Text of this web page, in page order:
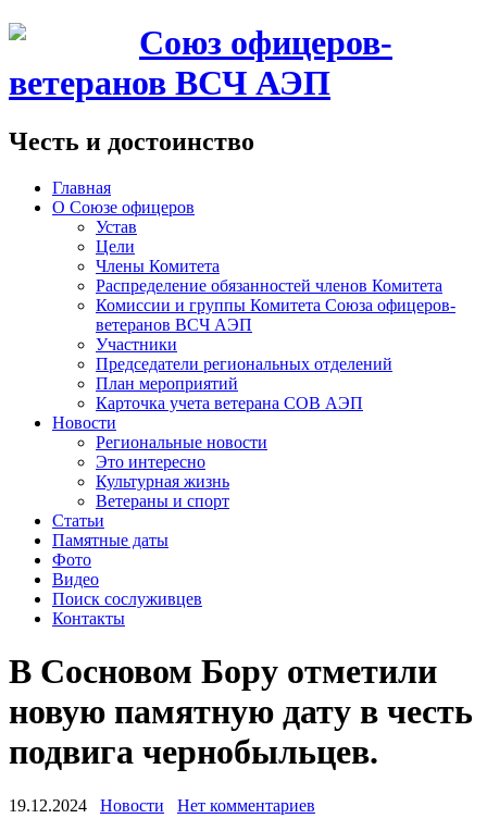
Союз офицеров-
ветеранов ВСЧ АЭП
Честь и достоинство
Главная
О Союзе офицеров
Устав
Цели
Члены Комитета
Распределение обязанностей членов Комитета
Комиссии и группы Комитета Союза офицеров-
ветеранов ВСЧ АЭП
Участники
Председатели региональных отделений
План мероприятий
Карточка учета ветерана CОВ АЭП
Новости
Региональные новости
Это интересно
Культурная жизнь
Ветераны и спорт
Статьи
Памятные даты
Фото
Видео
Поиск сослуживцев
Контакты
В Сосновом Бору отметили
новую памятную дату в честь
подвига чернобыльцев.
19.12.2024 Новости
Нет комментариев